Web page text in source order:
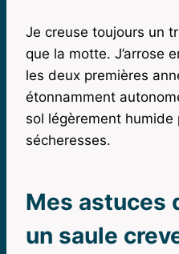
Je creuse toujours un
que la motte. J’arrose
les deux premières
étonnamment
sol légèrement humide
sécheresses.
Mes astuces
un saule